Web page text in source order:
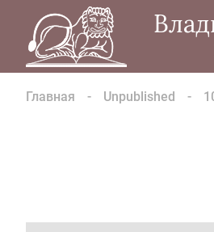
Главная Unpublished